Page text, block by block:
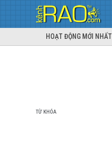
HOẠT ĐỘNG MỚI NHẤT
TỪ KHÓA